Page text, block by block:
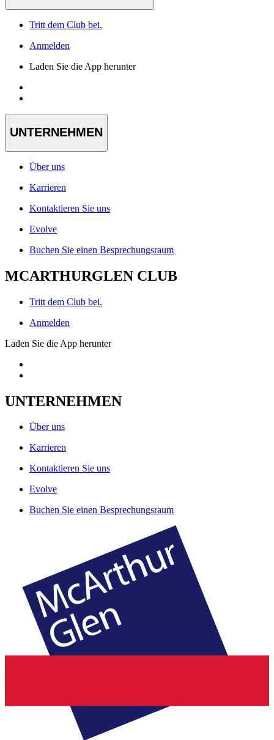
Tritt dem Club bei.
Anmelden
Laden Sie die App herunter
UNTERNEHMEN
Über uns
Karrieren
Kontaktieren Sie uns
Evolve
Buchen Sie einen Besprechungsraum
MCARTHURGLEN CLUB
Tritt dem Club bei.
Anmelden
Laden Sie die App herunter
UNTERNEHMEN
Über uns
Karrieren
Kontaktieren Sie uns
Evolve
Buchen Sie einen Besprechungsraum